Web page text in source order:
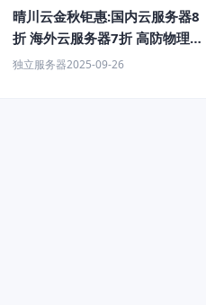
晴川云金秋钜惠:国内云服务器8
折 海外云服务器7折 高防物理服
务器6折（限首购）
独立服务器2025-09-26